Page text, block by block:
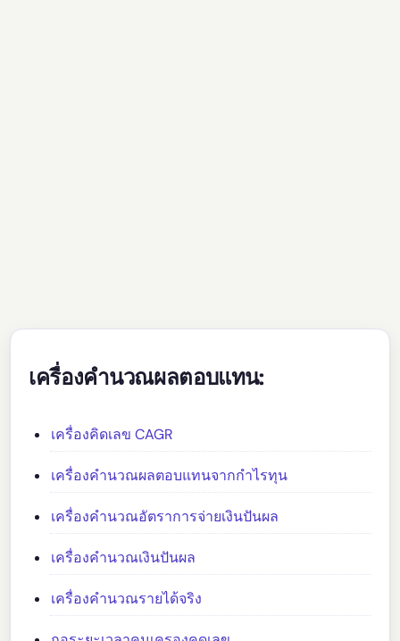
เครื่องคำนวณผลตอบแทน:
เครื่องคิดเลข CAGR
เครื่องคำนวณผลตอบแทนจากกำไรทุน
เครื่องคำนวณอัตราการจ่ายเงินปันผล
เครื่องคำนวณเงินปันผล
เครื่องคำนวณรายได้จริง